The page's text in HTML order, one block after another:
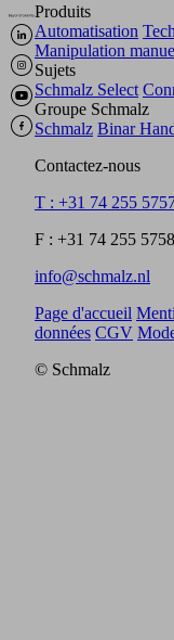
Produits
Automatisation
Manipulation
Sujets
Schmalz Select
Groupe Schmalz
Schmalz Binar
Contactez-nous
T : +31 74 255
F : +31 74 255 5758
info@schmalz.nl
Page d'accueil
données CGV
© Schmalz